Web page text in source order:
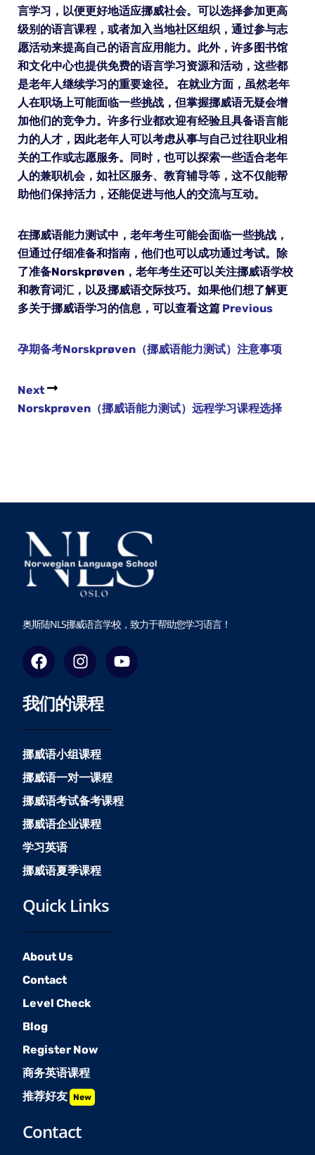
言学习，以便更好地适应挪威社会。可以选择参加更高
级别的语言课程，或者加入当地社区组织，通过参与志
愿活动来提高自己的语言应用能力。此外，许多图书馆
和文化中心也提供免费的语言学习资源和活动，这些都
是老年人继续学习的重要途径。 在就业方面，虽然老年
人在职场上可能面临一些挑战，但掌握挪威语无疑会增
加他们的竞争力。许多行业都欢迎有经验且具备语言能
力的人才，因此老年人可以考虑从事与自己过往职业相
关的工作或志愿服务。同时，也可以探索一些适合老年
人的兼职机会，如社区服务、教育辅导等，这不仅能帮
助他们保持活力，还能促进与他人的交流与互动。
在挪威语能力测试中，老年考生可能会面临一些挑战，
但通过仔细准备和指南，他们也可以成功通过考试。除
了准备Norskprøven，老年考生还可以关注挪威语学校
和教育词汇，以及挪威语交际技巧。如果他们想了解更
多关于挪威语学习的信息，可以查看这篇Previous
孕期备考Norskprøven（挪威语能力测试）注意事项
Next
Norskprøven（挪威语能力测试）远程学习课程选择
奥斯陆NLS挪威语言学校，致力于帮助您学习语言！
F
a
c
e
b
o
o
k
I
n
s
t
a
g
r
a
m
Y
o
u
我们的课程
挪威语小组课程
挪威语一对一课程
挪威语考试备考课程
挪威语企业课程
学习英语
挪威语夏季课程
Quick Links
About Us
Contact
Level Check
Blog
Register Now
商务英语课程
推荐好友 New
Contact